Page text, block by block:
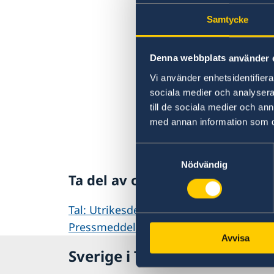
Samtycke
Denna webbplats använder
Vi använder
sociala medier och
till de sociala medier och
med annan information som
Nödvändig
Avvisa
Ta del av och läs
Tal: Utrikesdeklarationen på
Pressmeddelande om
Sverige i Turkiet